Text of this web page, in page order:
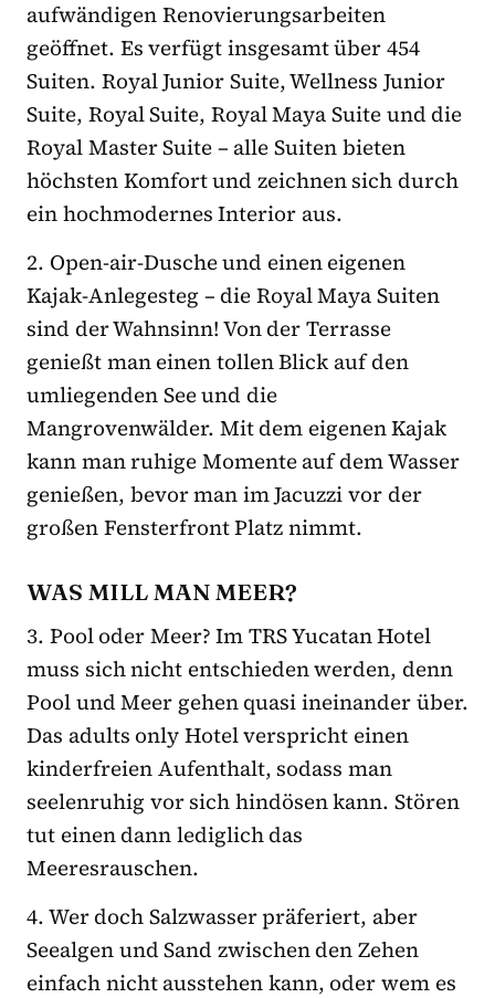
aufwändigen Renovierungsarbeiten
geöffnet. Es verfügt insgesamt über 454
Suiten. Royal Junior Suite, Wellness Junior
Suite, Royal Suite, Royal Maya Suite und die
Royal Master Suite – alle Suiten bieten
höchsten Komfort und zeichnen sich durch
ein hochmodernes Interior aus.
2. Open-air-Dusche und einen eigenen
Kajak-Anlegesteg – die Royal Maya Suiten
sind der Wahnsinn! Von der Terrasse
genießt man einen tollen Blick auf den
umliegenden See und die
Mangrovenwälder. Mit dem eigenen Kajak
kann man ruhige Momente auf dem Wasser
genießen, bevor man im Jacuzzi vor der
großen Fensterfront Platz nimmt.
WAS MILL MAN MEER?
3. Pool oder Meer? Im TRS Yucatan Hotel
muss sich nicht entschieden werden, denn
Pool und Meer gehen quasi ineinander über.
Das adults only Hotel verspricht einen
kinderfreien Aufenthalt, sodass man
seelenruhig vor sich hindösen kann. Stören
tut einen dann lediglich das
Meeresrauschen.
4. Wer doch Salzwasser präferiert, aber
Seealgen und Sand zwischen den Zehen
einfach nicht ausstehen kann, oder wem es